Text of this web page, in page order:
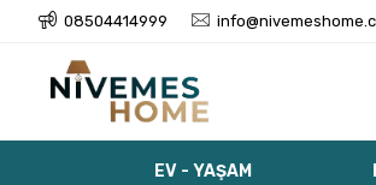
08504414999
EV - YAŞAM